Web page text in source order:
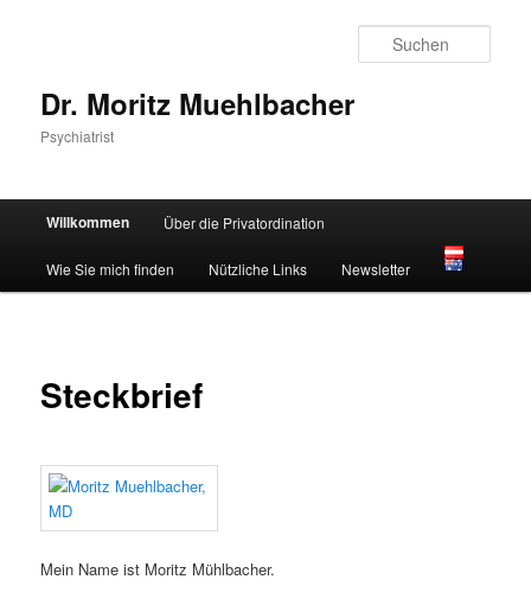
Dr. Moritz Muehlbacher
Psychiatrist
HauptmenüWillkommen Über die Privatordination
Wie Sie mich finden Nützliche Links Newsletter
Steckbrief
Mein Name ist Moritz Mühlbacher.